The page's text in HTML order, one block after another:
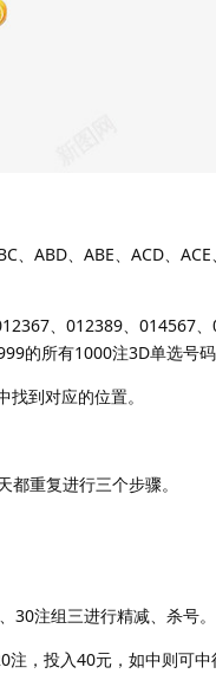
ABD、ABE、ACD、ACE
、012389、014567、
的所有1000注3D单选号码
到对应的位置。
重复进行三个步骤。
注组三进行精减、杀号。
，投入40元，如中则可中